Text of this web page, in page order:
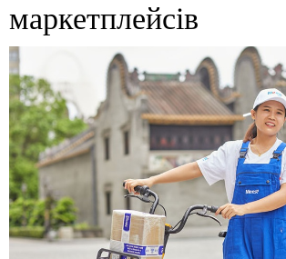
маркетплейсів